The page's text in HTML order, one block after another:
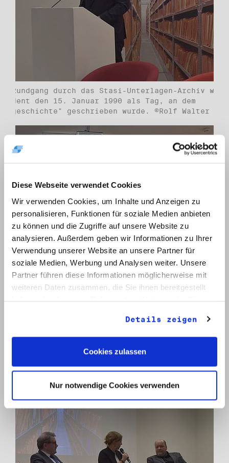
Diese Webseite verwendet Cookies
Wir verwenden Cookies, um Inhalte und Anzeigen zu
personalisieren, Funktionen für soziale Medien anbieten
zu können und die Zugriffe auf unsere Website zu
analysieren. Außerdem geben wir Informationen zu Ihrer
Verwendung unserer Website an unsere Partner für
soziale Medien, Werbung und Analysen weiter. Unsere
Partner führen diese Informationen möglicherweise mit
weiteren Daten zusammen, die Sie ihnen bereitgestellt
Details zeigen
Cookies zulassen
Nur notwendige Cookies verwenden
Rundgang durch das Stasi-Unterlagen-Archiv
den 15. Januar 1990 als Tag, an dem
geschrieben wurde. ©Rolf Walter